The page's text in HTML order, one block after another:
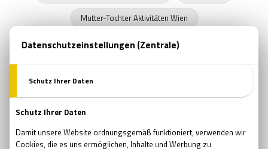
Mutter-Tochter Aktivitäten Wien
Geschenke zum Muttertag
Marvel
Buchläden in Wien
Prüfung
Prüfungszeit
Verjüngung
Regeneration
Erholung Pfingsten